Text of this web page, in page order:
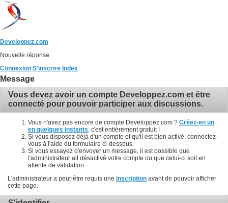
Developpez.com
Nouvelle réponse
Connexion S'inscrire Index
Message
Vous devez avoir un compte Developpez.com et être
connecté pour pouvoir participer aux discussions.
Vous n'avez pas encore de compte Developpez.com ? Créez-en un
en quelques instants , c'est entièrement gratuit !
Si vous disposez déjà d'un compte et qu'il est bien activé, connectez-
vous à l'aide du formulaire ci-dessous.
Si vous essayez d'envoyer un message, il est possible que
l'administrateur ait désactivé votre compte ou que celui-ci soit en
attente de validation.
L'administrateur a peut-être requis une inscription avant de pouvoir afficher
cette page.